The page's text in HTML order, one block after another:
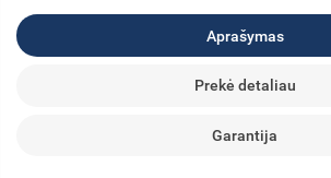
Aprašymas
Prekė detaliau
Garantija